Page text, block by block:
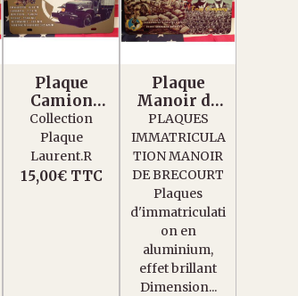
Plaque
Camion
Américain
GMC CCKW
Collection
Plaque
Laurent.R
15,00€ TTC
Plaque
Manoir de
Brécourt
PLAQUES
IMMATRICULA
TION MANOIR
DE BRECOURT
Plaques
d'immatriculati
on en
aluminium,
effet brillant
Dimension...